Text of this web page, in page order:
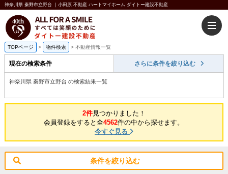
神奈川県 秦野市立野台 ｜小田原 不動産 ハートマイホーム ダイトー建設不動産
TOPページ > 物件検索 > 不動産情報一覧
現在の検索条件 さらに条件を絞り込む
神奈川県 秦野市立野台 の検索結果一覧
2件見つかりました！
会員登録をすると全4562件の中から探せます。
今すぐ見る
条件を絞り込む